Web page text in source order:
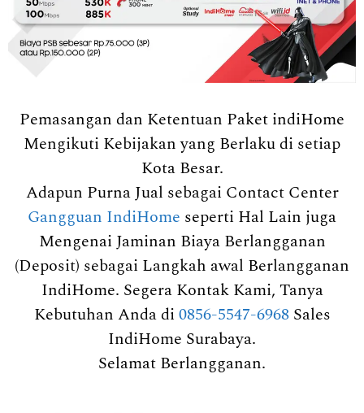
Pemasangan dan Ketentuan Paket indiHome
Mengikuti Kebijakan yang Berlaku di setiap
Kota Besar.
Adapun Purna Jual sebagai Contact Center
Gangguan IndiHome seperti Hal Lain juga
Mengenai Jaminan Biaya Berlangganan
(Deposit) sebagai Langkah awal Berlangganan
IndiHome. Segera Kontak Kami, Tanya
Kebutuhan Anda di 0856-5547-6968Sales
IndiHome Surabaya.
Selamat Berlangganan.